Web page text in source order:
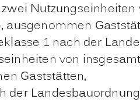
ausgenommen
1 nach der
von
Gaststätten,
der